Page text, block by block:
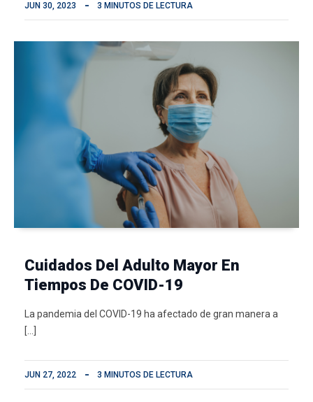
JUN 30, 2023 3 MINUTOS DE LECTURA
Cuidados Del Adulto Mayor En
Tiempos De COVID-19
La pandemia del COVID-19 ha afectado de gran manera a
[…]
JUN 27, 2022 3 MINUTOS DE LECTURA